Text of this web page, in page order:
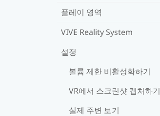
플레이 영역
VIVE Reality System
설정
볼륨 제한 비활성화하기
VR에서 스크린샷 캡처하기
실제 주변 보기